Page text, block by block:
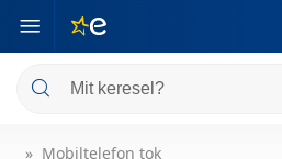
Mobiltelefon tok